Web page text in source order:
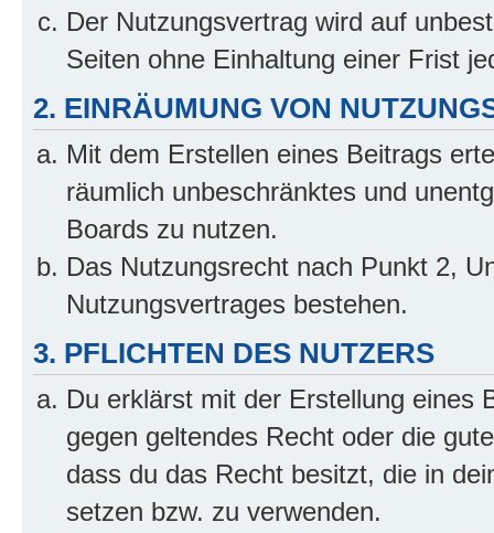
Der Nutzungsvertrag wird auf
Seiten ohne Einhaltung einer Frist
2. EINRÄUMUNG VON
Mit dem Erstellen eines Beitrags
räumlich unbeschränktes und
Boards zu nutzen.
Das Nutzungsrecht nach Punkt 2,
Nutzungsvertrages bestehen.
3. PFLICHTEN DES NUTZERS
Du erklärst mit der Erstellung eines
gegen geltendes Recht oder die
dass du das Recht besitzt, die in
setzen bzw. zu verwenden.